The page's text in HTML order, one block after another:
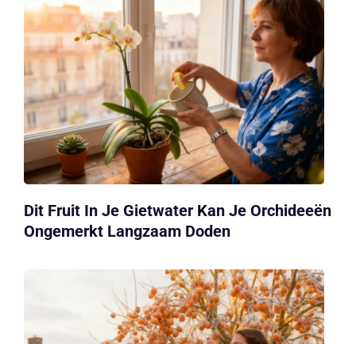
Dit Fruit In Je Gietwater Kan Je Orchideeën
Ongemerkt Langzaam Doden